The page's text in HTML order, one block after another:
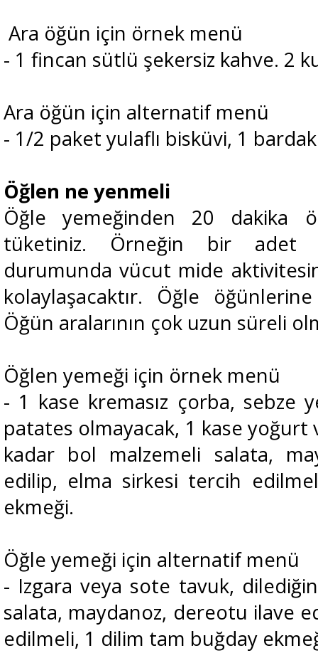
Ara öğün için örnek menü
- 1 fincan sütlü şekersiz kahve. 2
Ara öğün için alternatif menü
- 1/2 paket yulaflı bisküvi, 1
Öğlen ne yenmeli
Öğle yemeğinden 20 dakika
tüketiniz. Örneğin bir adet
durumunda vücut mide
kolaylaşacaktır. Öğle
Öğün aralarının çok uzun süreli
Öğlen yemeği için örnek menü
- 1 kase kremasız çorba, sebze
patates olmayacak, 1 kase yoğurt
kadar bol malzemeli salata,
edilip, elma sirkesi tercih
ekmeği.
Öğle yemeği için alternatif menü
- Izgara veya sote tavuk,
salata, maydanoz, dereotu ilave
edilmeli, 1 dilim tam buğday